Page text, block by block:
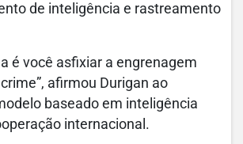
de inteligência e rastreamento
é você asfixiar a engrenagem
afirmou Durigan ao
baseado em inteligência
internacional.